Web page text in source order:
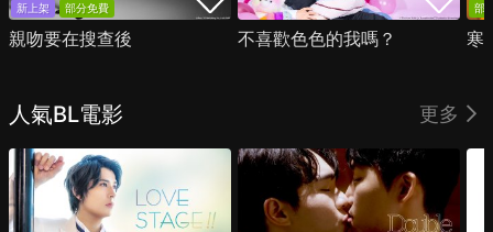
新上架 部分免費
親吻要在搜查後 不喜歡色色的我嗎？
部
寒
人氣BL電影 更多